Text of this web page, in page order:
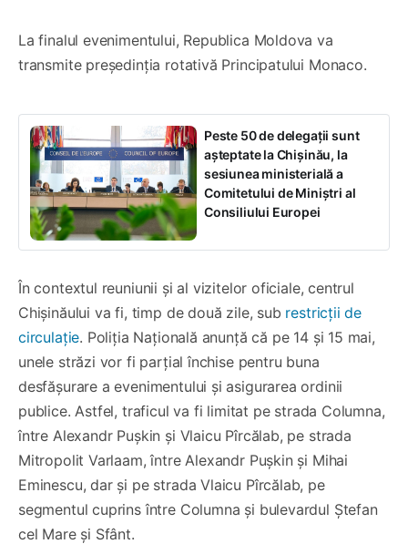
La finalul evenimentului, Republica Moldova va
transmite președinția rotativă Principatului Monaco.
Peste 50 de delegații sunt
așteptate la Chișinău, la
sesiunea ministerială a
Comitetului de Miniștri al
Consiliului Europei
În contextul reuniunii și al vizitelor oficiale, centrul
Chișinăului va fi, timp de două zile, sub restricții de
circulație. Poliția Națională anunță că pe 14 și 15 mai,
unele străzi vor fi parțial închise pentru buna
desfășurare a evenimentului și asigurarea ordinii
publice. Astfel, traficul va fi limitat pe strada Columna,
între Alexandr Pușkin și Vlaicu Pîrcălab, pe strada
Mitropolit Varlaam, între Alexandr Pușkin și Mihai
Eminescu, dar și pe strada Vlaicu Pîrcălab, pe
segmentul cuprins între Columna și bulevardul Ștefan
cel Mare și Sfânt.